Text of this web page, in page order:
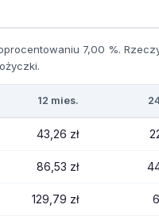
7,00 %.
12 mies.
43,26 zł
86,53 zł
129,79 zł